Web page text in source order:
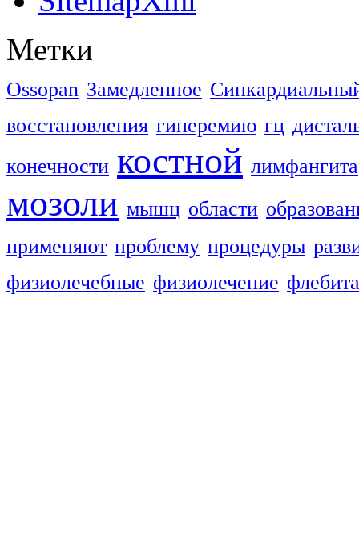
Метки
Ossopan Замедленное
восстановления гиперемию гц
конечности костной лимфангита
мозоли мышц области
применяют проблему процедуры
физиолечебные физиолечение флебита